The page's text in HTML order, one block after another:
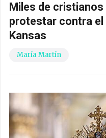
Miles de cristianos
protestar contra
Kansas
María Martín